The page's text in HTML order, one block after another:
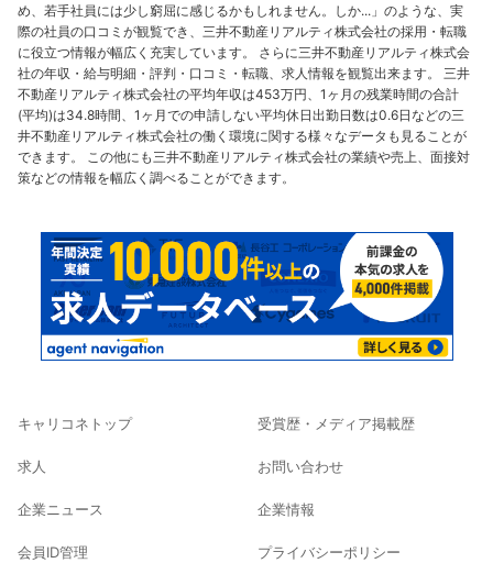
め、若手社員には少し窮屈に感じるかもしれません。しか...」のような、実
際の社員の口コミが観覧でき、三井不動産リアルティ株式会社の採用・転職
に役立つ情報が幅広く充実しています。 さらに三井不動産リアルティ株式会
社の年収・給与明細・評判・口コミ・転職、求人情報を観覧出来ます。 三井
不動産リアルティ株式会社の平均年収は453万円、1ヶ月の残業時間の合計
(平均)は34.8時間、1ヶ月での申請しない平均休日出勤日数は0.6日などの三
井不動産リアルティ株式会社の働く環境に関する様々なデータも見ることが
できます。 この他にも三井不動産リアルティ株式会社の業績や売上、面接対
策などの情報を幅広く調べることができます。
キャリコネトップ
求人
企業ニュース
会員ID管理
受賞歴・メディア掲載歴
お問い合わせ
企業情報
プライバシーポリシー